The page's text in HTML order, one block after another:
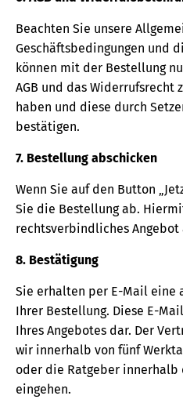
Beachten Sie unsere
Geschäftsbedingungen und
können mit der Bestellung
AGB und das Widerrufsrecht
haben und diese durch
bestätigen.
7. Bestellung abschicken
Wenn Sie auf den Button
Sie die Bestellung ab.
rechtsverbindliches Angebot
8. Bestätigung
Sie erhalten per E-Mail eine
Ihrer Bestellung. Diese E-
Ihres Angebotes dar. Der
wir innerhalb von fünf
oder die Ratgeber innerhalb
eingehen.